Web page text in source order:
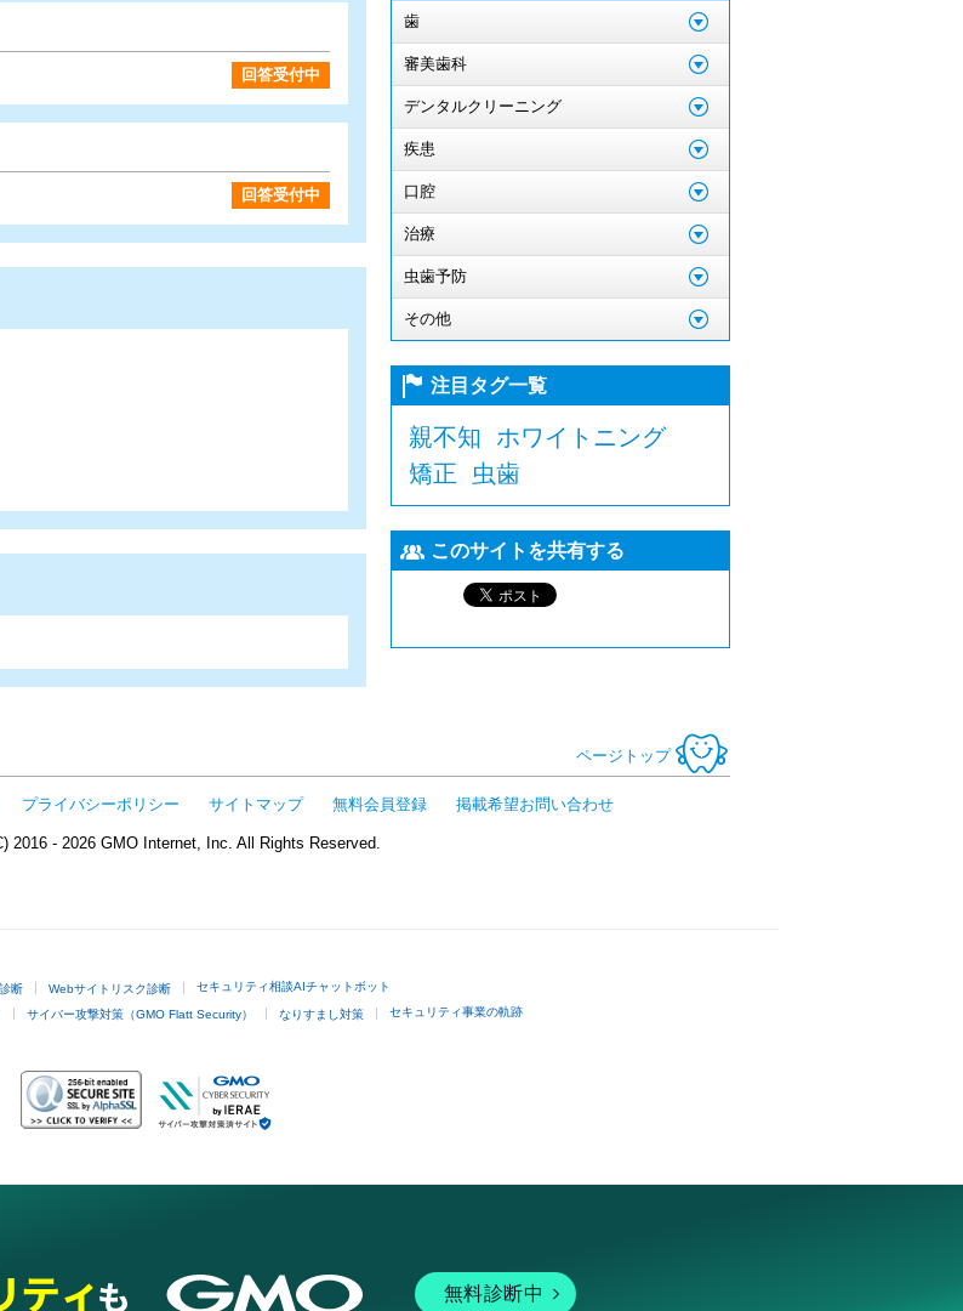
回答受付中
回答受付中
歯
審美歯科
デンタルクリーニング
疾患
口腔
治療
虫歯予防
その他
注目タグ一覧
親不知
ホワイトニング
矯正
虫歯
このサイトを共有する
ページトップ
プライバシーポリシー サイトマップ 無料会員登録 掲載希望お問い合わせ
2016 - 2026 GMO Internet, Inc. All Rights Reserved.
断 Webサイトリスク診断 セキュリティ相談AIチャットボット
サイバー攻撃対策（GMO Flatt Security） なりすまし対策 セキュリティ事業の軌跡
無料診断中